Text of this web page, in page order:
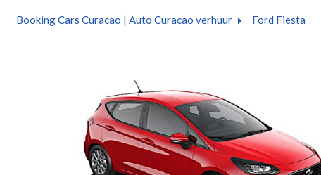
Booking Cars Curacao | Auto Curacao verhuur Ford Fiesta